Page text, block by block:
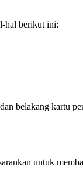
hal berikut ini:
belakang kartu
untuk